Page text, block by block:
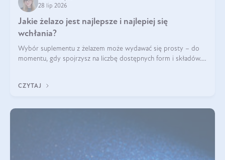
28 lip 2026
Jakie żelazo jest najlepsze i najlepiej się
wchłania?
Wybór suplementu z żelazem może wydawać się prosty – do
momentu, gdy spojrzysz na liczbę dostępnych form i składów.
zawierać suplement?
CZYTAJ